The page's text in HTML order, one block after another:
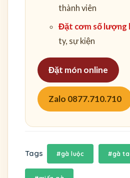
thành viên
Đặt cơm số lượng
ty, sự kiện
Đặt món online
Zalo 0877.710.710
Tags #gà luộc #gà ta